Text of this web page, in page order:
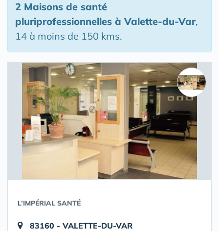
2 Maisons de santé
pluriprofessionnelles à Valette-du-Var,
14 à moins de 150 kms.
L’IMPÉRIAL SANTÉ
83160 - VALETTE-DU-VAR